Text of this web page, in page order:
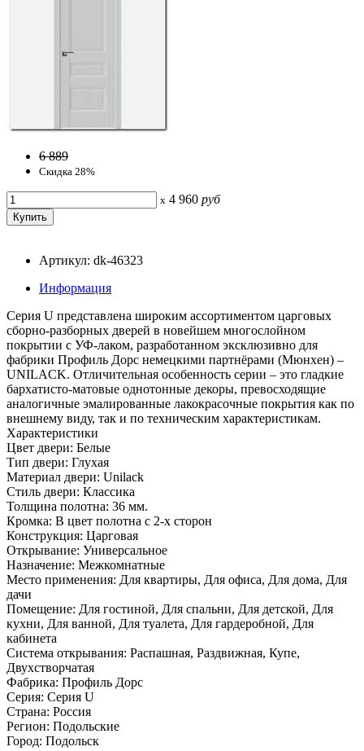
6 889
Скидка 28%
x 4 960 руб
Артикул: dk-46323
Информация
Серия U представлена широким ассортиментом царговых
сборно-разборных дверей в новейшем многослойном
покрытии с УФ-лаком, разработанном эксклюзивно для
фабрики Профиль Дорс немецкими партнёрами (Мюнхен) –
UNILACK. Отличительная особенность серии – это гладкие
бархатисто-матовые однотонные декоры, превосходящие
аналогичные эмалированные лакокрасочные покрытия как по
внешнему виду, так и по техническим характеристикам.
Характеристики
Цвет двери: Белые
Тип двери: Глухая
Материал двери: Unilack
Стиль двери: Классика
Толщина полотна: 36 мм.
Кромка: В цвет полотна с 2-х сторон
Конструкция: Царговая
Открывание: Универсальное
Назначение: Межкомнатные
Место применения: Для квартиры, Для офиса, Для дома, Для
дачи
Помещение: Для гостиной, Для спальни, Для детской, Для
кухни, Для ванной, Для туалета, Для гардеробной, Для
кабинета
Система открывания: Распашная, Раздвижная, Купе,
Двухстворчатая
Фабрика: Профиль Дорс
Серия: Серия U
Страна: Россия
Регион: Подольские
Город: Подольск